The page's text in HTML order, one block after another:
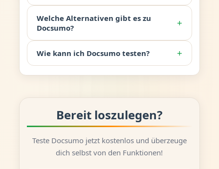
Welche Alternativen gibt es zu
Docsumo?
+
Wie kann ich Docsumo testen? +
Bereit loszulegen?
Teste Docsumo jetzt kostenlos und überzeuge
dich selbst von den Funktionen!